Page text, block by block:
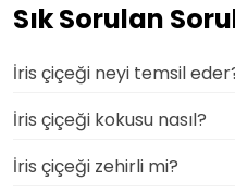
Sık Sorulan
İris çiçeği neyi temsil
İris çiçeği kokusu nasıl?
İris çiçeği zehirli mi?